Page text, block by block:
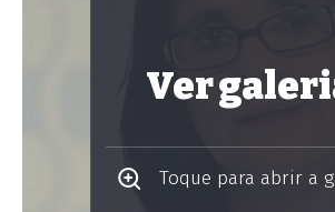
Ver
Toque para abrir a